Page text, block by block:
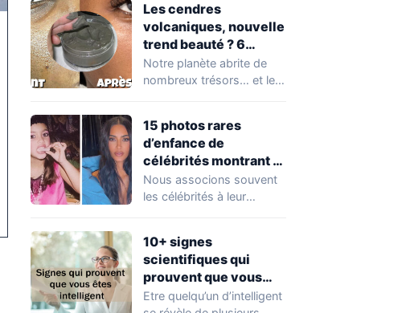
Les cendres
volcaniques, nouvelle
trend beauté ? 6
avantages pour la
peau à connaître
Notre planète abrite de
nombreux trésors… et les
15 photos rares
d’enfance de
célébrités montrant à
quel point elles ont
changé au fil du temps
Nous associons souvent
les célébrités à leur
10+ signes
scientifiques qui
prouvent que vous
êtes plus intelligent
Etre quelqu’un d’intelligent